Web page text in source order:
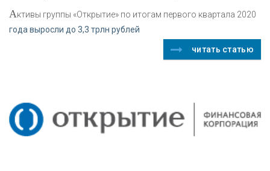
Активы группы «Открытие» по итогам первого квартала 2020
года выросли до 3,3 трлн рублей
читать статью